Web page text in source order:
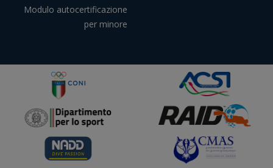
Modulo autocertificazione
per minore